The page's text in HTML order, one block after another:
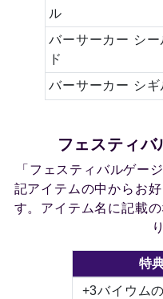
ル
バーサーカー シー
ド
バーサーカー シギ
フェスティバ
「フェスティバルゲー
記アイテムの中からお
す。アイテム名に記載
特
+3バイウム